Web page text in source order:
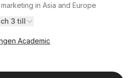
in Asia and Europe
3 till
Academic